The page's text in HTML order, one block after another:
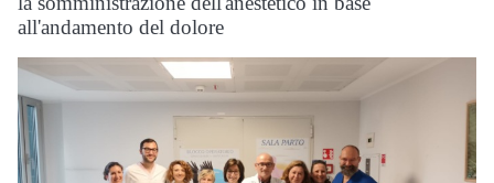
all'andamento del dolore